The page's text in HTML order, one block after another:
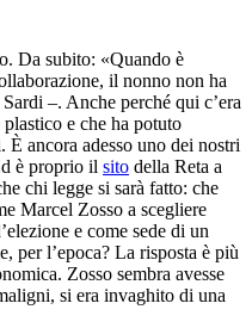
Da subito: «Quando è
il nonno non ha
–. Anche perché qui c’era
e che ha potuto
ancora adesso uno dei nostri
è proprio il sito della Reta a
chi legge si sarà fatto: che
Marcel Zosso a scegliere
e come sede di un
per l’epoca? La risposta è più
Zosso sembra avesse
si era invaghito di una